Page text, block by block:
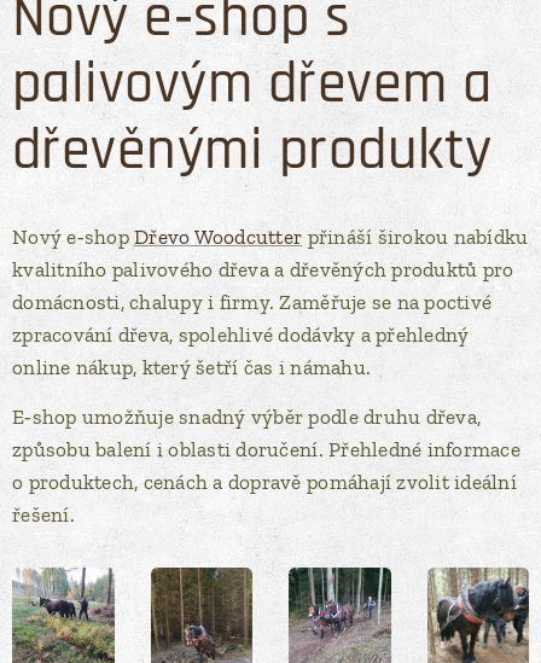
Nový e‑shop s
palivovým dřevem a
dřevěnými produkty
Nový e‑shopDřevo Woodcutter přináší širokou nabídku
kvalitního palivového dřeva a dřevěných produktů pro
domácnosti, chalupy i firmy. Zaměřuje se na poctivé
zpracování dřeva, spolehlivé dodávky a přehledný
online nákup, který šetří čas i námahu.
E‑shop umožňuje snadný výběr podle druhu dřeva,
způsobu balení i oblasti doručení. Přehledné informace
o produktech, cenách a dopravě pomáhají zvolit ideální
řešení.